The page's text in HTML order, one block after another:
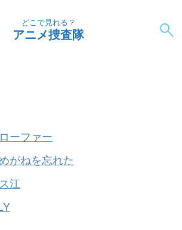
どこで見れる？
アニメ捜査隊
ーファー
がねを忘れた
江